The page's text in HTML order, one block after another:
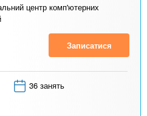
центр комп'ютерних
Записатися
36 занять